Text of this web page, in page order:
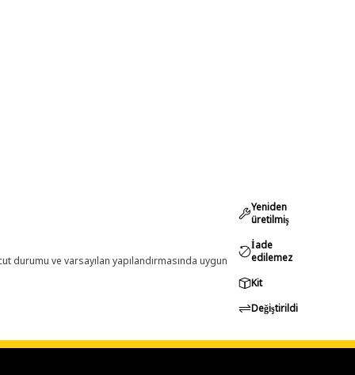
durumu ve varsayılan yapılandırmasında uygun
Yeniden
üretilmiş
İade
edilemez
Kit
Değiştirildi